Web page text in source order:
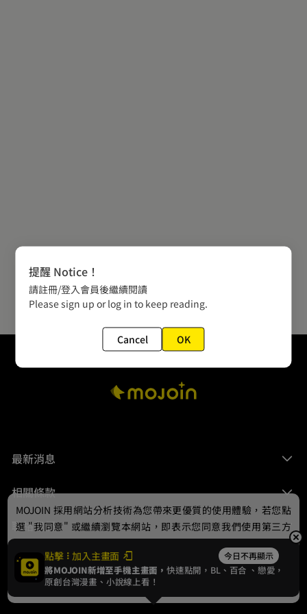
最新消息
相關條款
聯絡我們
© 2024 gamania Digital Entertainment Co., Ltd.
點擊 加入主畫面 今日不再顯示
將MOJOIN新增至手機主畫面，快速點開，BL、 百合 、戀愛，
原創台灣漫畫、小說線上看！
MOJOIN 採用網站分析技術為您帶來更優質的使用體驗，若您點
選 "我同意" 或繼續瀏覽本網站，即表示您同意我們使用第三方
Cookie，欲瞭解更多資訊請見隱私權政策。
我同意
提醒 Notice！
請註冊/登入會員後繼續閱讀
Please sign up or log in to keep reading.
Cancel OK